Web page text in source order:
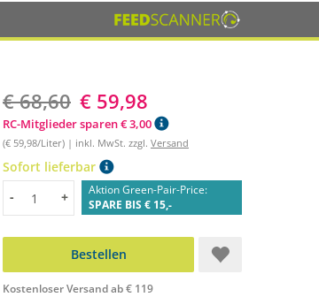
€ 68,60 € 59,98
RC-Mitglieder sparen € 3,00
(€ 59,98/Liter) | inkl. MwSt. zzgl. Versand
Sofort lieferbar
Menge
- +
Aktion Green-Pair-Price:
SPARE BIS € 15,-
Bestellen
Kostenloser Versand ab € 119